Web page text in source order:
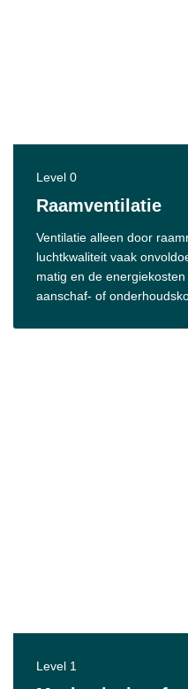
Level 0
Raamventilatie
Ventilatie alleen door
luchtkwaliteit vaak
matig en de
aanschaf- of
Level 1